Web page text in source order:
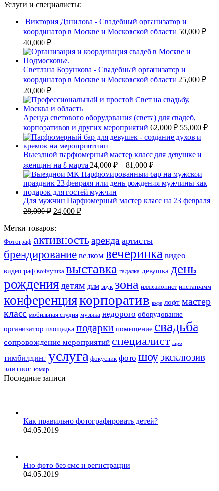
Услуги и специалисты:
Виктория Данилова - Свадебный организатор и
координатор в Москве и Московской области 50,000₽
40,000 ₽
Светлана Борункова - Свадебный организатор и
координатор в Москве и Московской области 25,000₽
20,000 ₽
Аренда светового оборудования (света) для свадеб,
корпоративов и других мероприятий 62,000₽ 55,000 ₽
Выездной парфюмерный мастер класс для девушке и
женщин на 8 марта 24,000 ₽ – 81,000 ₽
Для мужчин Парфюмерный мастер класс на 23 февраля
28,000₽ 24,000 ₽
Метки товаров:
Фотограф активностьаренда артисты
брендирование велком вечеринка видео
видеограф войнушка выставка гадалка девушка день
рождения детям дым звук зона иллюзионист инстаграмм
конференциякорпоратив кофе лофт мастер
класс мобильная студия музыка недорого оборудование
организатор площадка подарки помещение свадьба
сопровождение мероприятий специалист таро
тимбилдинг услуга фокусник фото шоу эксклюзив
элитное юмор
Последние записи
Как правильно фотографировать детей?
04.05.2019
Ню фото без смс и регистрации
04.05.2019